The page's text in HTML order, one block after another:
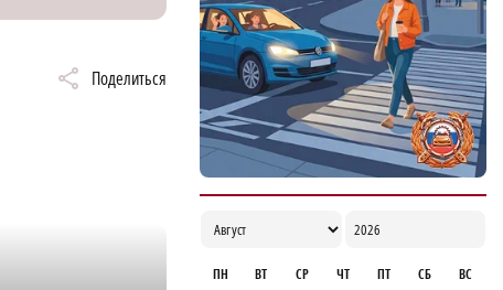
Поделиться
ПН ВТ СР ЧТ ПТ СБ ВС